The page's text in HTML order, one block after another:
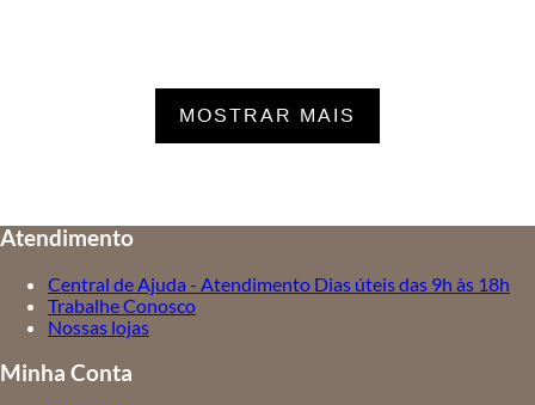
MOSTRAR MAIS
Atendimento
Central de Ajuda - Atendimento Dias úteis das 9h às 18h
Trabalhe Conosco
Nossas lojas
Minha Conta